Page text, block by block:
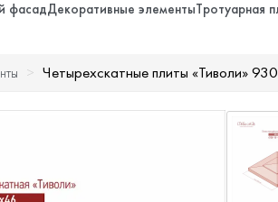
фасадДекоративные элементыТротуарная
Четырехскатные плиты «Тиволи»